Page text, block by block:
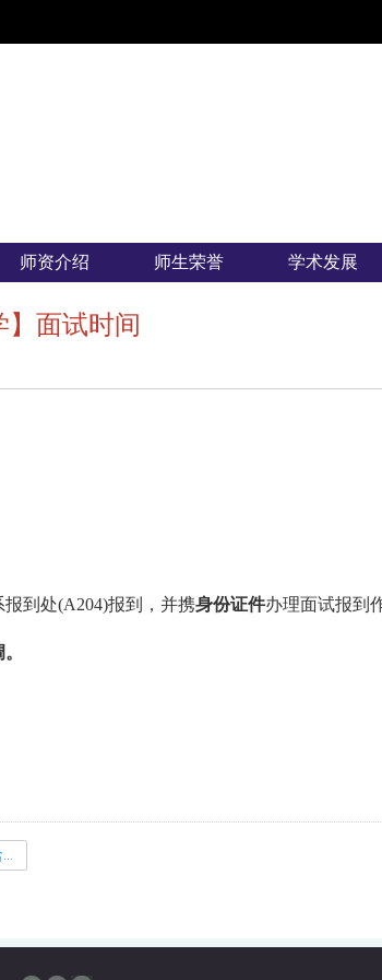
师资介绍 师生荣誉 学术发展
】面试时间
报到处(A204)报到，并携身份证件办理面试报到
113申请_交通资讯__含接驳车时刻表_.pdf